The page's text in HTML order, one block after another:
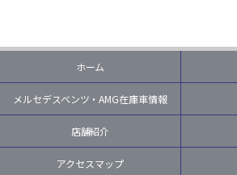
ホーム
メルセデスベンツ・AMG在庫車情報
店舗紹介
アクセスマップ